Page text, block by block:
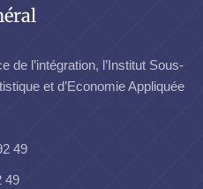
de l’intégration, l’Institut Sous-
et d’Economie Appliquée
49
49